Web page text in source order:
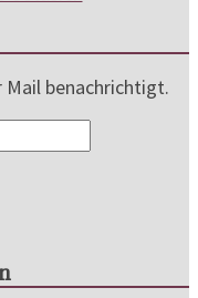
Mail benachrichtigt.